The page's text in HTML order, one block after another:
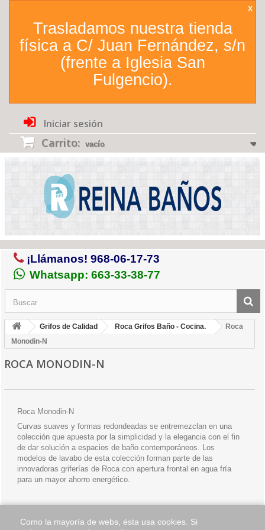
Trasladamos nuestra tienda
física a C/ Juan Fernández, s/n
(frente a Iglesia San
Fulgencio).
X
Iniciar sesión
Carrito: vacío
¡Llámanos! 968-06-17-73
Whatsapp: 663-33-38-77
Grifos de Calidad Roca Grifos Baño - Cocina.
Roca
Monodin-N
ROCA MONODIN-N
Roca Monodin-N
Curvas suaves y formas redondeadas se entremezclan en una
colección que apuesta por la simplicidad y la elegancia con el fin
de dar solución a espacios de baño contemporáneos. Los
modelos de lavabo de esta colección forman parte de las
innovadoras griferías de Roca con apertura frontal en agua fría
para un mayor ahorro energético.
Como la mayoría de webs, ésta usa cookies. Si